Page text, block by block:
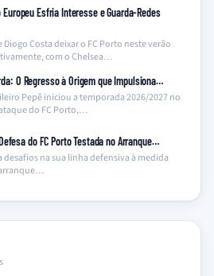
Esfria Interesse e Guarda-Redes
Costa deixar o FC Porto neste verão
com o Chelsea…
O Regresso à Origem que Impulsiona…
Pepê iniciou a temporada 2026/2027 no
do FC Porto,…
do FC Porto Testada no Arranque…
desafios na sua linha defensiva à medida